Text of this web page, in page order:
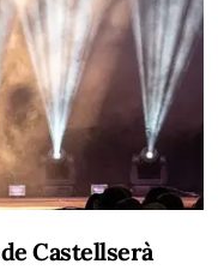
Castellserà